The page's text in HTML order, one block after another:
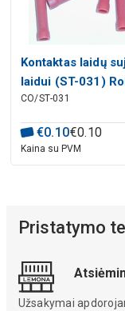
Kontaktas laidų
laidui (ST-031)
CO/ST-031
€0.10€0.10
Kaina su PVM
Pristatymo
Užsakymai